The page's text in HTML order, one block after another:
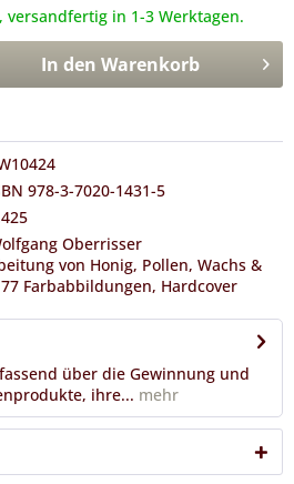
in 1-3 Werktagen.
In den Warenkorb
978-3-7020-1431-5
Oberrisser
von Honig, Pollen, Wachs &
Farbabbildungen, Hardcover
über die Gewinnung und
ihre... mehr